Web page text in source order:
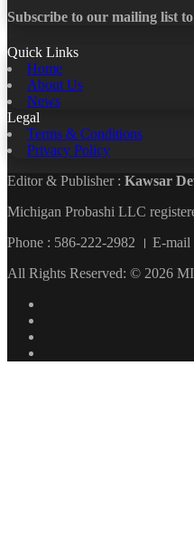
Subscribe to our mailing list
Quick Links
Home
About Us
News
Legal
Terms & Conditions
Privacy Policy
Editor & Publisher : Kawsar
Michigan Probashi LLC
Phone : 586-222-2982 । E-
All Rights Reserved: © 2026